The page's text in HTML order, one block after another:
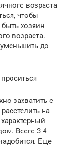
возраста
чтобы
хозяин
возраста.
до
захватить с
на
Всего 3-4
Еще